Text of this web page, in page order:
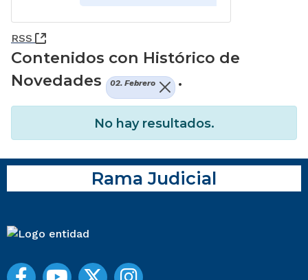
RSS (Abre una nueva ventana)
Contenidos con Histórico de
Novedades
02. Febrero .
No hay resultados.
Rama Judicial